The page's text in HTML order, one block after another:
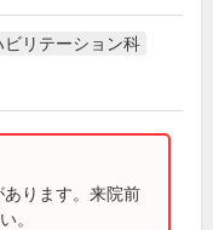
ビリテーション科
ります。来院前
。